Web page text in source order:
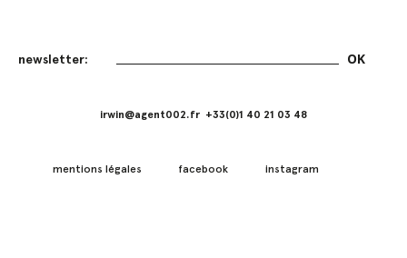
irwin@agent002.fr +33(0)1 40 21 03 48
mentions légales facebook instagram